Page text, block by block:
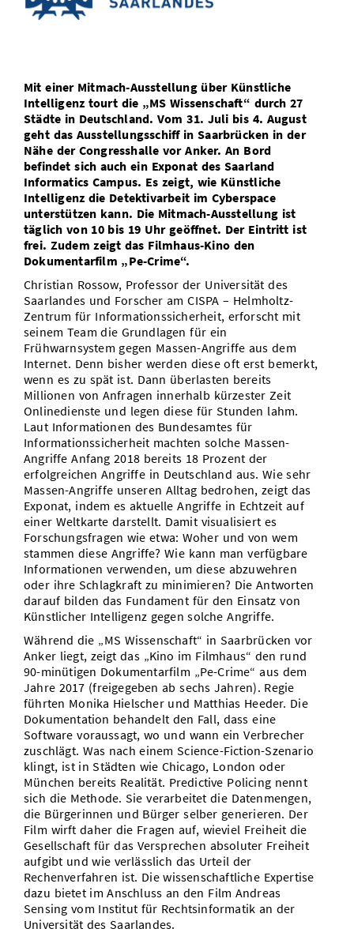
Vom Studium in den Beruf
Study Scheduler
Bibliothek
Start-ups
IT-Themenabend
Ranking
SIC Merchandise
SIC Podcast
Termine, Vorträge und Veranstaltungen
Alumni
Mit einer Mitmach-Ausstellung über Künstliche
Intelligenz tourt die „MS Wissenschaft“ durch 27
Städte in Deutschland. Vom 31. Juli bis 4. August
geht das Ausstellungsschiff in Saarbrücken in der
Nähe der Congresshalle vor Anker. An Bord
befindet sich auch ein Exponat des Saarland
Informatics Campus. Es zeigt, wie Künstliche
Intelligenz die Detektivarbeit im Cyberspace
unterstützen kann. Die Mitmach-Ausstellung ist
täglich von 10 bis 19 Uhr geöffnet. Der Eintritt ist
frei. Zudem zeigt das Filmhaus-Kino den
Dokumentarfilm „Pe-Crime“.
Christian Rossow, Professor der Universität des
Saarlandes und Forscher am CISPA – Helmholtz-
Zentrum für Informationssicherheit, erforscht mit
seinem Team die Grundlagen für ein
Frühwarnsystem gegen Massen-Angriffe aus dem
Internet. Denn bisher werden diese oft erst bemerkt,
wenn es zu spät ist. Dann überlasten bereits
Millionen von Anfragen innerhalb kürzester Zeit
Onlinedienste und legen diese für Stunden lahm.
Laut Informationen des Bundesamtes für
Informationssicherheit machten solche Massen-
Angriffe Anfang 2018 bereits 18 Prozent der
erfolgreichen Angriffe in Deutschland aus. Wie sehr
Massen-Angriffe unseren Alltag bedrohen, zeigt das
Exponat, indem es aktuelle Angriffe in Echtzeit auf
einer Weltkarte darstellt. Damit visualisiert es
Forschungsfragen wie etwa: Woher und von wem
stammen diese Angriffe? Wie kann man verfügbare
Informationen verwenden, um diese abzuwehren
oder ihre Schlagkraft zu minimieren? Die Antworten
darauf bilden das Fundament für den Einsatz von
Künstlicher Intelligenz gegen solche Angriffe.
Während die „MS Wissenschaft“ in Saarbrücken vor
Anker liegt, zeigt das „Kino im Filmhaus“ den rund
90-minütigen Dokumentarfilm „Pe-Crime“ aus dem
Jahre 2017 (freigegeben ab sechs Jahren). Regie
führten Monika Hielscher und Matthias Heeder. Die
Dokumentation behandelt den Fall, dass eine
Software voraussagt, wo und wann ein Verbrecher
zuschlägt. Was nach einem Science-Fiction-Szenario
klingt, ist in Städten wie Chicago, London oder
München bereits Realität. Predictive Policing nennt
sich die Methode. Sie verarbeitet die Datenmengen,
die Bürgerinnen und Bürger selber generieren. Der
Film wirft daher die Fragen auf, wieviel Freiheit die
Gesellschaft für das Versprechen absoluter Freiheit
aufgibt und wie verlässlich das Urteil der
Rechenverfahren ist. Die wissenschaftliche Expertise
dazu bietet im Anschluss an den Film Andreas
Sensing vom Institut für Rechtsinformatik an der
Universität des Saarlandes.